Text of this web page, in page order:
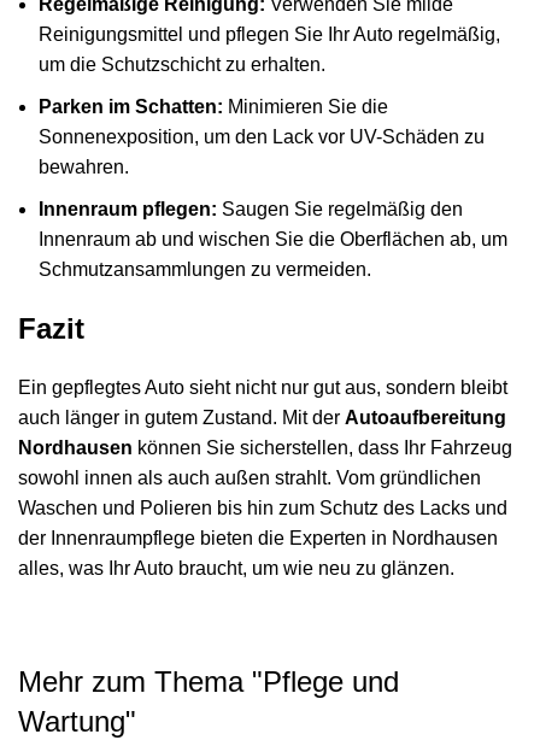
Regelmäßige Reinigung: Verwenden Sie milde
Reinigungsmittel und pflegen Sie Ihr Auto regelmäßig,
um die Schutzschicht zu erhalten.
Parken im Schatten: Minimieren Sie die
Sonnenexposition, um den Lack vor UV-Schäden zu
bewahren.
Innenraum pflegen: Saugen Sie regelmäßig den
Innenraum ab und wischen Sie die Oberflächen ab, um
Schmutzansammlungen zu vermeiden.
Fazit
Ein gepflegtes Auto sieht nicht nur gut aus, sondern bleibt
auch länger in gutem Zustand. Mit der Autoaufbereitung
Nordhausen können Sie sicherstellen, dass Ihr Fahrzeug
sowohl innen als auch außen strahlt. Vom gründlichen
Waschen und Polieren bis hin zum Schutz des Lacks und
der Innenraumpflege bieten die Experten in Nordhausen
alles, was Ihr Auto braucht, um wie neu zu glänzen.
Mehr zum Thema "Pflege und
Wartung"